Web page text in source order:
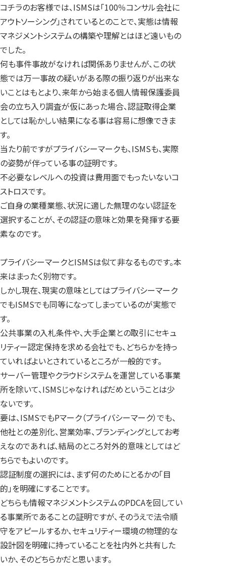
コチラのお客様では、ISMSは「100％コンサル会社に
アウトソーシング」されているとのことで、実態は情報
マネジメントシステムの構築や理解とはほど遠いもの
でした。
何も事件事故がなければ関係ありませんが、この状
態では万一事故の疑いがある際の振り返りが出来な
いことはもとより、来年から始まる個人情報保護委員
会の立ち入り調査が仮にあった場合、認証取得企業
としては恥かしい結果になる事は容易に想像できま
す。
当たり前ですがプライバシーマークも、ISMSも、実際
の姿勢が伴っている事の証明です。
不必要なレベルへの投資は費用面でもったいないコ
ストロスです。
ご自身の業種業態、状況に適した無理のない認証を
選択することが、その認証の意味と効果を発揮する要
素なのです。
プライバシーマークとISMSは似て非なるものです。本
来はまったく別物です。
しかし現在、現実の意味としてはプライバシーマーク
でもISMSでも同等になってしまっているのが実態で
す。
公共事業の入札条件や、大手企業との取引にセキュ
リティー認定保持を求める会社でも、どちらかを持っ
ていればよいとされているところが一般的です。
サーバー管理やクラウドシステムを運営している事業
所を除いて、ISMSじゃなければだめということは少
ないです。
要は、ISMSでもPマーク（プライバシーマーク）でも、
他社との差別化、営業効率、ブランディングとしてお考
えなのであれば、結局のところ対外的意味としてはど
ちらでもよいのです。
認証制度の選択には、まず何のためにとるかの「目
的」を明確にすることです。
どちらも情報マネジメントシステムのPDCAを回してい
る事業所であることの証明ですが、そのうえで法令順
守をアピールするか、セキュリティー環境の物理的な
設計図を明確に持っていることを社内外と共有した
いか、そのどちらかだと思います。